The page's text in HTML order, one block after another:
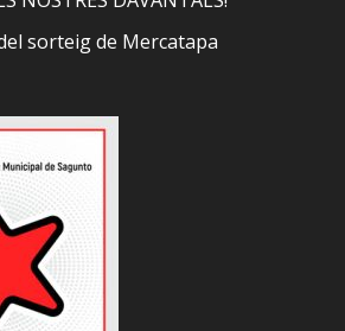
sorteig de Mercatapa